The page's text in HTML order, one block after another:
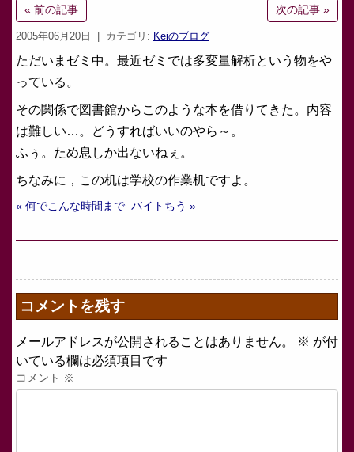
« 前の記事 次の記事 »
2005年06月20日 | カテゴリ: Keiのブログ
ただいまゼミ中。最近ゼミでは多変量解析という物をや
っている。
その関係で図書館からこのような本を借りてきた。内容
は難しい…。どうすればいいのやら～。
ふぅ。ため息しか出ないねぇ。
ちなみに，この机は学校の作業机ですよ。
« 何でこんな時間まで バイトちう »
コメントを残す
メールアドレスが公開されることはありません。 ※ が付
いている欄は必須項目です
コメント ※